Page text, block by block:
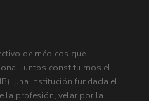
de médicos que
Juntos constituimos el
una institución fundada el
la profesión, velar por la